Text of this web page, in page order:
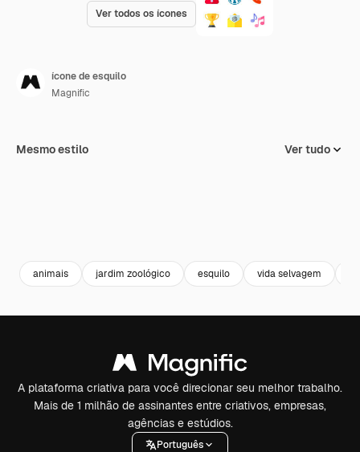
Ver todos os ícones
ícone de esquilo
Magnific
Mesmo estilo Ver tudo
animais jardim zoológico esquilo vida selvagem
A plataforma criativa para você direcionar seu melhor trabalho.
Mais de 1 milhão de assinantes entre criativos, empresas,
agências e estúdios.
Português